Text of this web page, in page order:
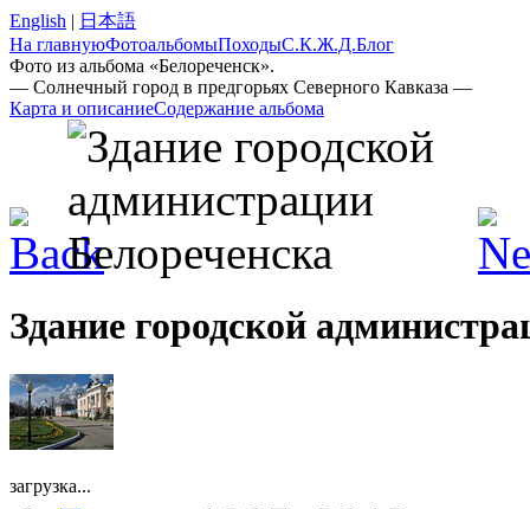
English | 日本語
На главнуюФотоальбомыПоходыС.К.Ж.Д.Блог
Фото из альбома «Белореченск».
— Солнечный город в предгорьях Северного Кавказа —
Карта и описаниеСодержание альбома
Здание городской
загрузка...